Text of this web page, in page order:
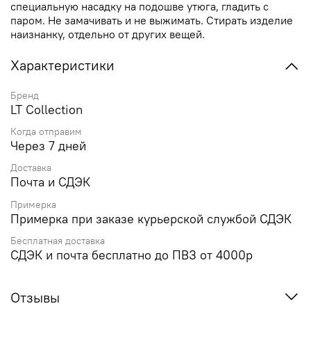
специальную насадку на подошве утюга, гладить с
паром. Не замачивать и не выжимать. Стирать изделие
наизнанку, отдельно от других вещей.
Характеристики
Бренд
LT Collection
Когда отправим
Через 7 дней
Доставка
Почта и СДЭК
Примерка
Примерка при заказе курьерской службой СДЭК
Бесплатная доставка
СДЭК и почта бесплатно до ПВЗ от 4000р
Отзывы